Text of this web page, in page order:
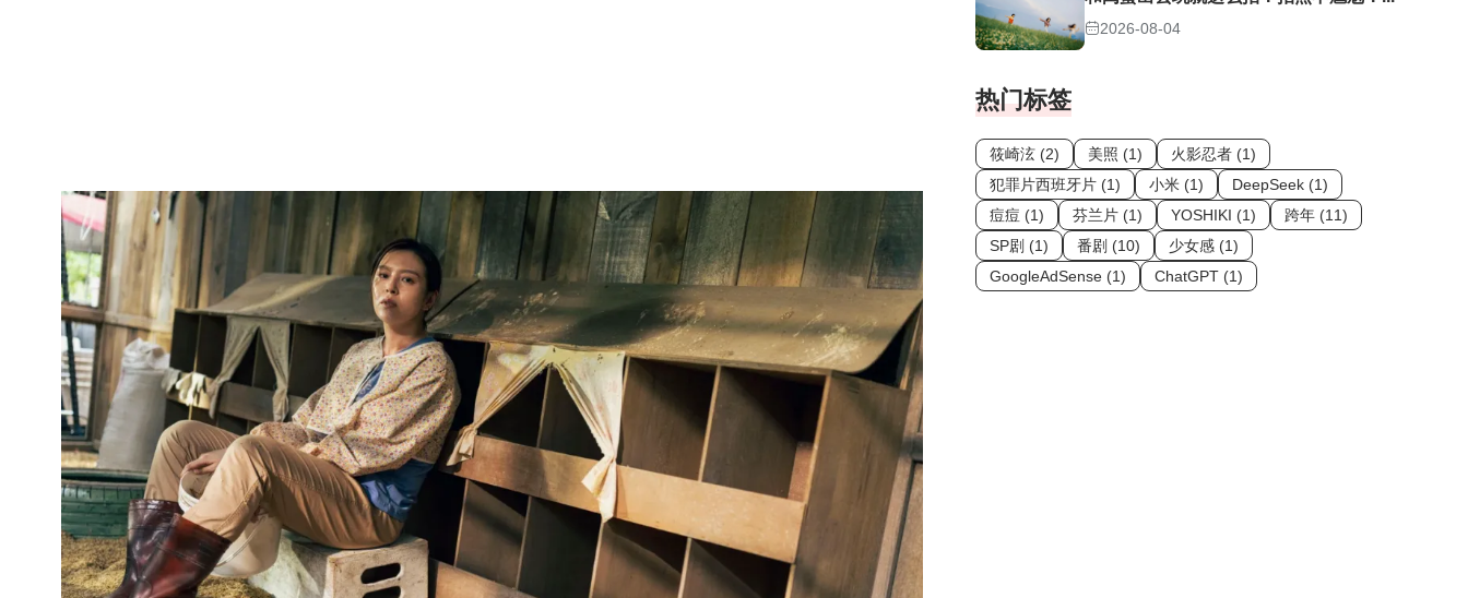
2026-08-04
热门标签
筱崎泫 (2) 美照 (1)
火影忍者 (1)
犯罪片西班牙片 (1)
小米 (1)
DeepSeek (1)
痘痘 (1)
芬兰片 (1) YOSHIKI (1)
跨年 (11)
SP剧 (1)
番剧 (10)
少女感 (1)
GoogleAdSense (1)
ChatGPT (1)